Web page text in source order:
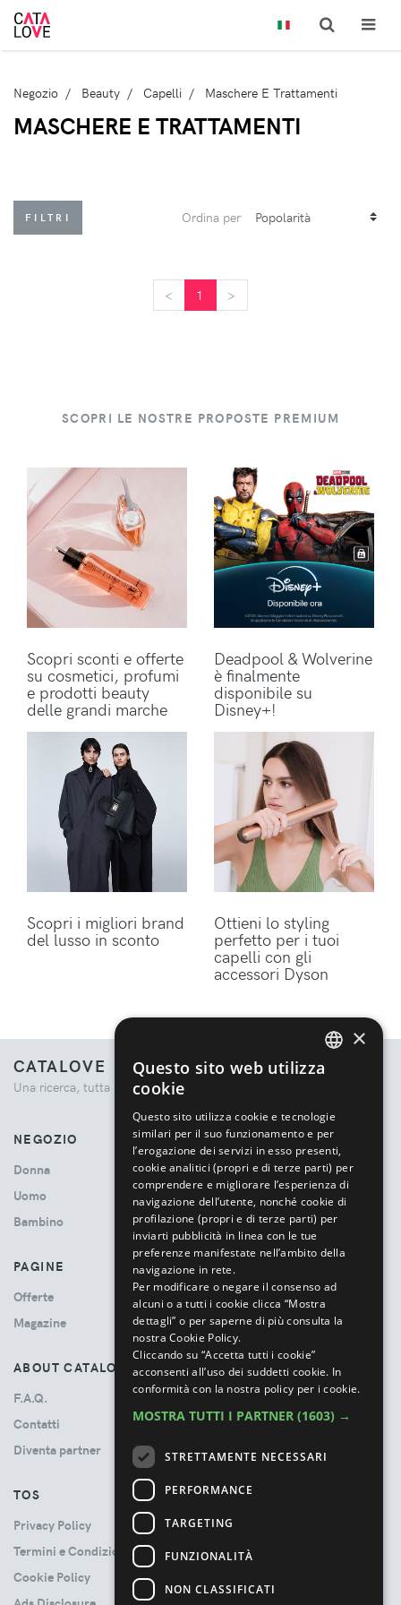
Negozio Beauty Capelli Maschere E Trattamenti
MASCHERE E TRATTAMENTI
FILTRI Ordina per
< 1 >
SCOPRI LE NOSTRE PROPOSTE PREMIUM
Scopri sconti e offerte
su cosmetici, profumi
e prodotti beauty
delle grandi marche
Deadpool & Wolverine
è finalmente
disponibile su
Disney+!
Scopri i migliori brand
del lusso in sconto
Ottieni lo styling
perfetto per i tuoi
capelli con gli
accessori Dyson
CATALOVE
Una ricerca, tutta la moda.
NEGOZIO
Donna
Uomo
Bambino
PAGINE
Offerte
Magazine
ABOUT CATALOVE
F.A.Q.
Contatti
Diventa partner
TOS
Privacy Policy
Termini e Condizioni
Cookie Policy
×
Questo sito web utilizza
cookie
Questo sito utilizza cookie e tecnologie
similari per il suo funzionamento e per
l’erogazione dei servizi in esso presenti,
cookie analitici (propri e di terze parti) per
comprendere e migliorare l’esperienza di
navigazione dell’utente, nonché cookie di
profilazione (propri e di terze parti) per
inviarti pubblicità in linea con le tue
preferenze manifestate nell’ambito della
navigazione in rete.
Per modificare o negare il consenso ad
alcuni o a tutti i cookie clicca “Mostra
dettagli” o per saperne di più consulta la
nostra Cookie Policy.
Cliccando su “Accetta tutti i cookie”
acconsenti all’uso dei suddetti cookie. In
conformità con la nostra policy per i cookie.
MOSTRA TUTTI I PARTNER (1603) →
STRETTAMENTE NECESSARI
PERFORMANCE
TARGETING
FUNZIONALITÀ
NON CLASSIFICATI